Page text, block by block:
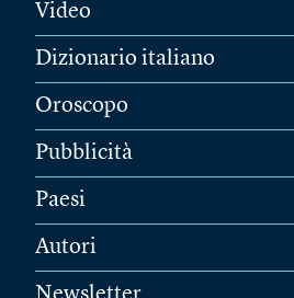
Video
Dizionario italiano
Oroscopo
Pubblicità
Paesi
Autori